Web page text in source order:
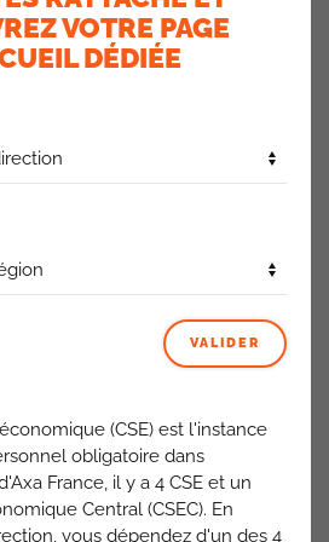
la nouvelle organisation des
d’Exploitation et de
pour assurer la proximité
Nous souhaitons que ces
aboutissent à une évolution de la
du site d’Opéra (aujourd’hui RESS
effectif de Val de Fontenay, le
explique qu’une mutualisation est
besoin grâce à la polyvalence des
la restitution de plusieurs étages
de certaines activités au
VOTRE PAGE
DÉDIÉE
VALIDER
(CSE) est l'instance
obligatoire dans
France, il y a 4 CSE et un
Central (CSEC). En
vous dépendez d'un des 4